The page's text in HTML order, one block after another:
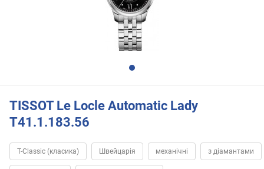
TISSOT Le Locle Automatic Lady
T41.1.183.56
T-Classic (класика) Швейцарія механічні з діамантами